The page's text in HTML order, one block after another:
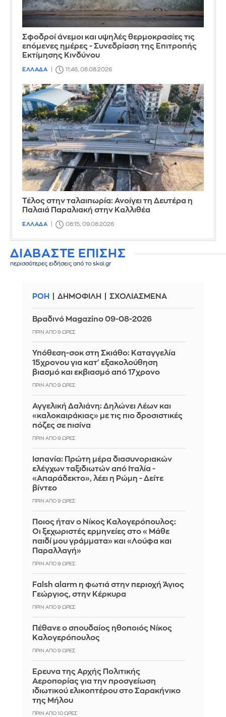
Σφοδροί άνεμοι και υψηλές θερμοκρασίες τις
επόμενες ημέρες - Συνεδρίαση της Επιτροπής
Εκτίμησης Κινδύνου
ΕΛΛΑΔΑ 11:46, 08.08.2026
Τέλος στην ταλαιπωρία: Ανοίγει τη Δευτέρα η
Παλαιά Παραλιακή στην Καλλιθέα
ΕΛΛΑΔΑ 08:15, 09.08.2026
ΔΙΑΒΑΣΤΕ ΕΠΙΣΗΣ
περισσότερες ειδήσεις από το skai.gr
ΡΟΗ ΔΗΜΟΦΙΛΗ ΣΧΟΛΙΑΣΜΕΝΑ
Βραδινό Magazino 09-08-2026
ΠΡΙΝ ΑΠΌ 9 ΏΡΕΣ
Υπόθεση-σοκ στη Σκιάθο: Καταγγελία
15χρονου για κατ' εξακολούθηση
βιασμό και εκβιασμό από 17χρονο
ΠΡΙΝ ΑΠΌ 9 ΏΡΕΣ
Αγγελική Δαλιάνη: Δηλώνει Λέων και
«καλοκαιράκιας» με τις πιο δροσιστικές
πόζες σε πισίνα
ΠΡΙΝ ΑΠΌ 9 ΏΡΕΣ
Ισπανία: Πρώτη μέρα διασυνοριακών
ελέγχων ταξιδιωτών από Ιταλία -
«Απαράδεκτο», λέει η Ρώμη - Δείτε
βίντεο
ΠΡΙΝ ΑΠΌ 9 ΏΡΕΣ
Ποιος ήταν ο Νίκος Καλογερόπουλος:
Οι ξεχωριστές ερμηνείες στο «Μάθε
παιδί μου γράμματα» και «Λούφα και
Παραλλαγή»
ΠΡΙΝ ΑΠΌ 9 ΏΡΕΣ
Falsh alarm η φωτιά στην περιοχή Άγιος
Γεώργιος, στην Κέρκυρα
ΠΡΙΝ ΑΠΌ 9 ΏΡΕΣ
Πέθανε ο σπουδαίος ηθοποιός Νίκος
Καλογερόπουλος
ΠΡΙΝ ΑΠΌ 9 ΏΡΕΣ
Έρευνα της Αρχής Πολιτικής
Αεροπορίας για την προσγείωση
ιδιωτικού ελικοπτέρου στο Σαρακήνικο
της Μήλου
ΠΡΙΝ ΑΠΌ 10 ΏΡΕΣ